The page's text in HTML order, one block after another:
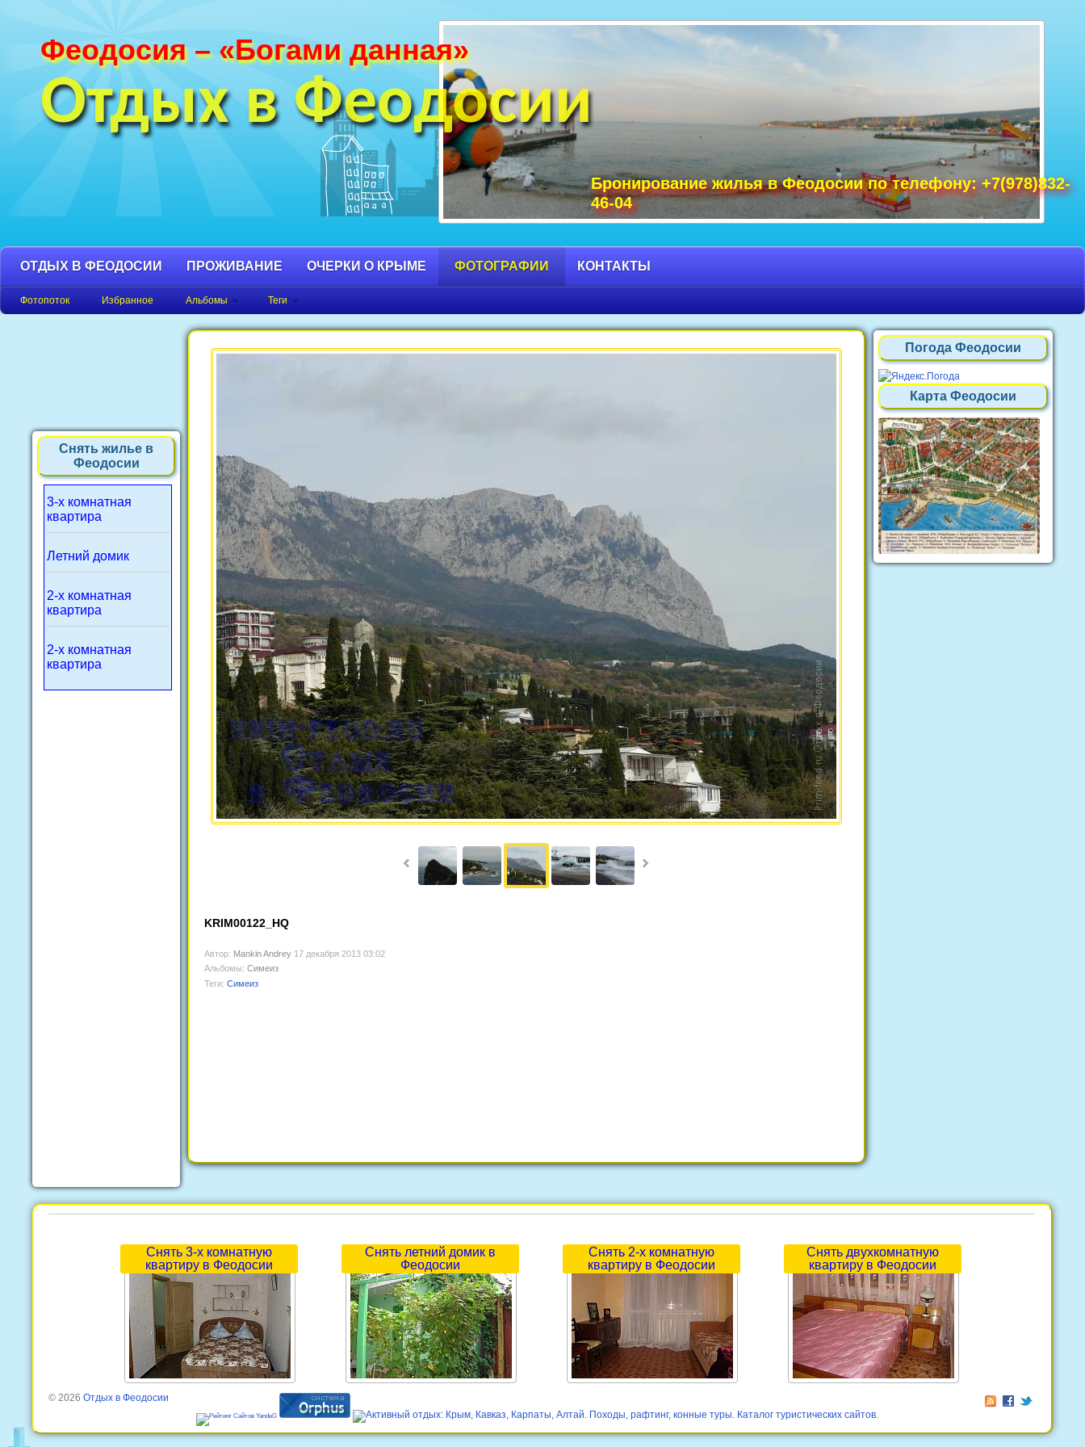
Феодосия – «Богами данная»
Отдых в Феодосии
Бронирование жилья в Феодосии по телефону: +7(978)832-
46-04
Фотографии Феодосии и Крыма. Пляжи Крыма фото, фото горы Крыма, Крым Судак фото, Крым фото Ялта, Крым фото
Феодосия, Орджоникидзе Крым фото, достопримечательности Крыма фото, море Крым фото, фото Нового Света, Крым
фото города, Крым фото Феодосия.
ОТДЫХ В ФЕОДОСИИ ПРОЖИВАНИЕ ОЧЕРКИ О КРЫМЕ ФОТОГРАФИИ КОНТАКТЫ
Фотопоток Избранное Альбомы Теги
Снять жилье в
Феодосии
3-х комнатная
квартира
Летний домик
2-х комнатная
квартира
2-х комнатная
квартира
Погода Феодосии
Карта Феодосии
KRIM00122_HQ
Автор: Mankin Andrey 17 декабря 2013 03:02
Альбомы: Симеиз
Теги: Симеиз
Снять 3-х комнатную
квартиру в Феодосии
Снять летний домик в
Феодосии
Снять 2-х комнатную
квартиру в Феодосии
Снять двухкомнатную
квартиру в Феодосии
© 2026 Отдых в Феодосии